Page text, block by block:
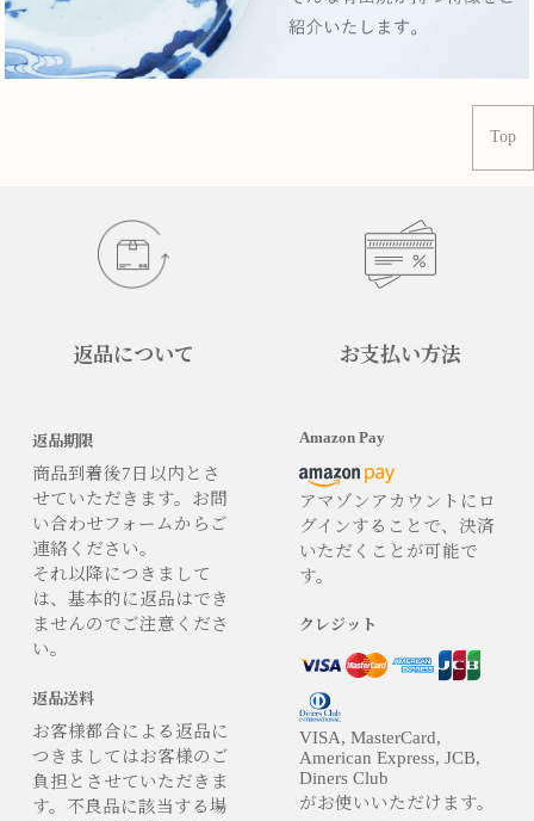
Top
返品について
返品期限
商品到着後7日以内とさ
せていただきます。お問
い合わせフォームからご
連絡ください。
それ以降につきまして
は、基本的に返品はでき
ませんのでご注意くださ
い。
返品送料
お客様都合による返品に
つきましてはお客様のご
負担とさせていただきま
す。不良品に該当する場
お支払い方法
Amazon Pay
アマゾンアカウントにロ
グインすることで、決済
いただくことが可能で
す。
クレジット
VISA, MasterCard,
American Express, JCB,
Diners Club
がお使いいただけます。